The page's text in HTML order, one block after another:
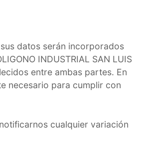
datos serán incorporados
INDUSTRIAL SAN LUIS
entre ambas partes. En
necesario para cumplir con
cualquier variación